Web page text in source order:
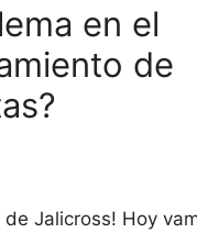
en el
de
de Jalicross! Hoy